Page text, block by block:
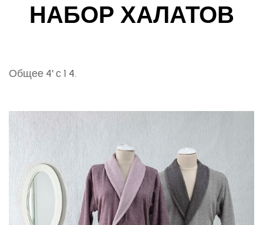
НАБОР ХАЛАТОВ
Общее 4' с 1 4.